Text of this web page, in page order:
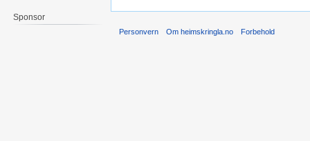
Sponsor
Personvern Om heimskringla.no Forbehold